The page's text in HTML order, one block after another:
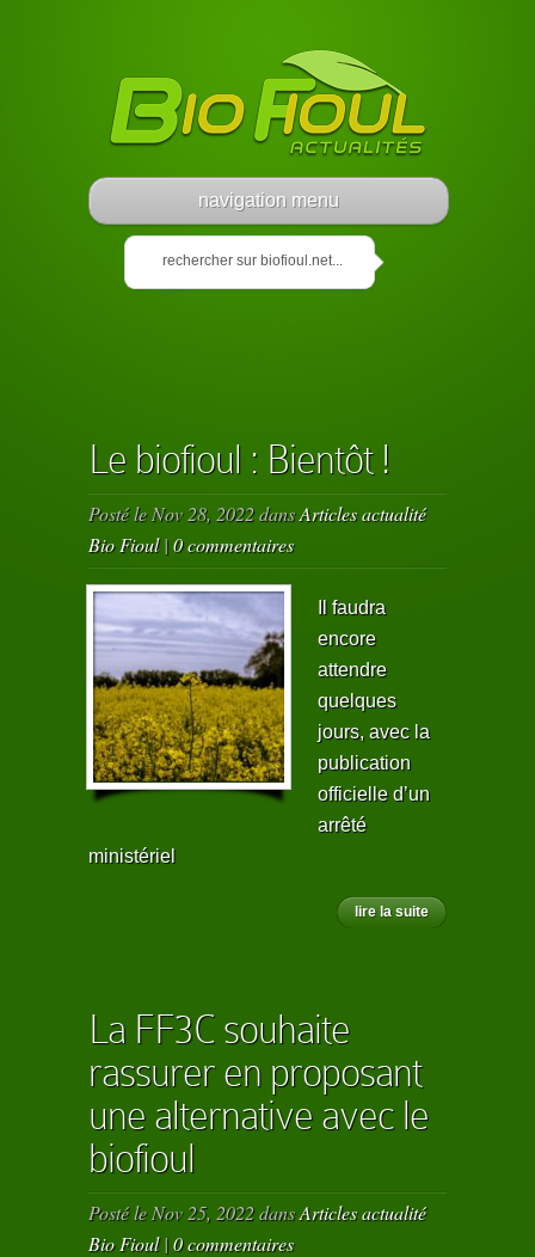
navigation menu
Le biofioul : Bientôt !
Posté le Nov 28, 2022 dansArticles actualité
Bio Fioul|0 commentaires
Il faudra
encore
attendre
quelques
jours, avec la
publication
officielle d’un
arrêté
ministériel
lire la suite
La FF3C souhaite
rassurer en proposant
une alternative avec le
biofioul
Posté le Nov 25, 2022 dansArticles actualité
Bio Fioul|0 commentaires